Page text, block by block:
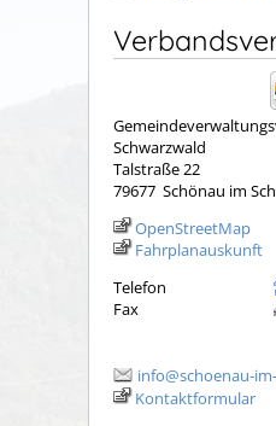
Schwarzwald
Talstraße 22
79677 Schönau im
OpenStreetMap
Fahrplanauskunft
Telefon
Fax
info@schoenau-
Kontaktformular